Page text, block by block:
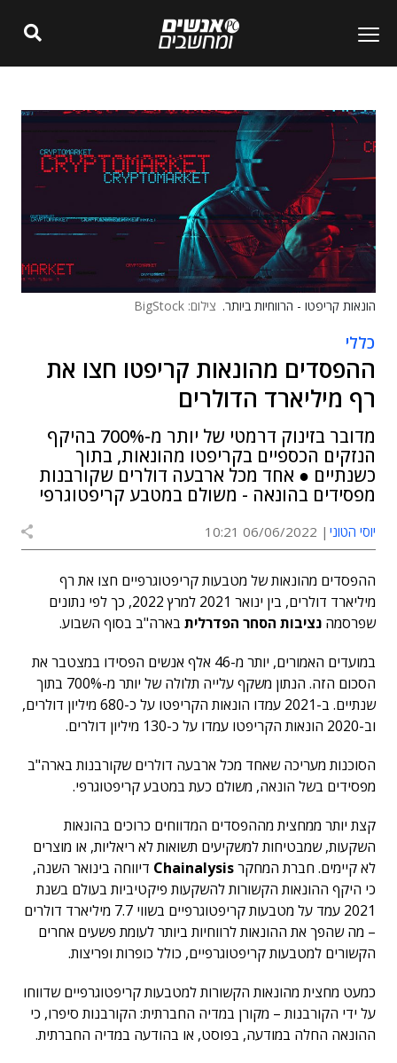
הונאות קריפטו - הרווחיות ביותר. צילום: BigStock
כללי
ההפסדים מהונאות קריפטו חצו את
רף מיליארד הדולרים
מדובר בזינוק דרמטי של יותר מ-700% בהיקף
הנזקים הכספיים בקריפטו מהונאות, בתוך
כשנתיים ● אחד מכל ארבעה דולרים שקורבנות
מפסידים בהונאה - משולם במטבע קריפטוגרפי
יוסי הטוני 06/06/2022 10:21
ההפסדים מהונאות של מטבעות קריפטוגרפיים חצו את רף
מיליארד דולרים, בין ינואר 2021 למרץ 2022, כך לפי נתונים
שפרסמה נציבות הסחר הפדרלית בארה"ב בסוף השבוע.
במועדים האמורים, יותר מ-46 אלף אנשים הפסידו במצטבר את
הסכום הזה. הנתון משקף עלייה תלולה של יותר מ-700% בתוך
שנתיים. ב-2021 עמדו הונאות הקריפטו על כ-680 מיליון דולרים,
וב-2020 הונאות הקריפטו עמדו על כ-130 מיליון דולרים.
הסוכנות מעריכה שאחד מכל ארבעה דולרים שקורבנות בארה"ב
מפסידים בשל הונאה, משולם כעת במטבע קריפטוגרפי.
קצת יותר ממחצית מההפסדים המדווחים כרוכים בהונאות
השקעות, שמבטיחות למשקיעים תשואות לא ריאליות, או מוצרים
לא קיימים. חברת המחקרChainalysis דיווחה בינואר השנה,
כי היקף ההונאות הקשורות להשקעות פיקטיביות בעולם בשנת
2021 עמד על מטבעות קריפטוגרפיים בשווי 7.7 מיליארד דולרים
– מה שהפך את ההונאות לרווחיות ביותר לעומת פשעים אחרים
הקשורים למטבעות קריפטוגרפיים, כולל כופרות ופריצות.
כמעט מחצית מהונאות הקשורות למטבעות קריפטוגרפיים שדווחו
על ידי הקורבנות – מקורן במדיה החברתית: הקורבנות סיפרו, כי
ההונאה החלה במודעה, בפוסט, או בהודעה במדיה החברתית.